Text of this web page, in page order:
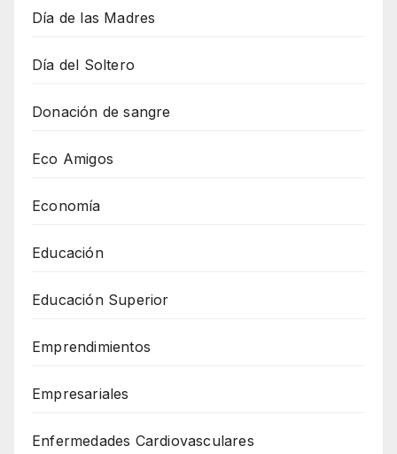
Día de las Madres
Día del Soltero
Donación de sangre
Eco Amigos
Economía
Educación
Educación Superior
Emprendimientos
Empresariales
Enfermedades Cardiovasculares